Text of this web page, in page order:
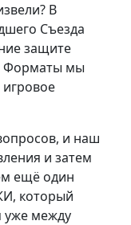
В
Съезда
защите
Форматы мы
и наш
и затем
ещё один
который
уже между